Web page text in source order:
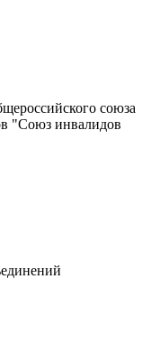
союза
"Союз инвалидов